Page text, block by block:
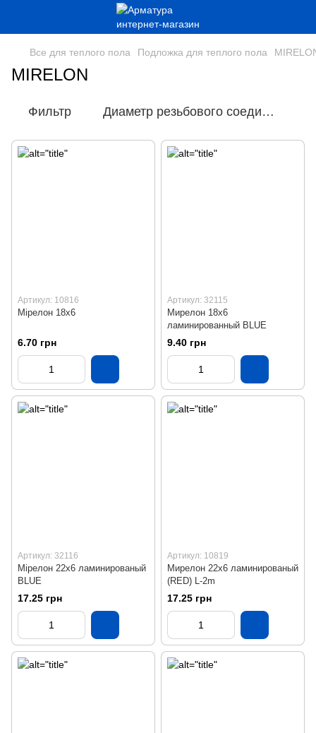
Все для теплого пола Подложка для теплого пола
MIRELON
Фильтр Диаметр резьбового соединения
Артикул: 10816
Мірелон 18х6
6.70 грн
Артикул: 32115
Мирелон 18х6
ламинированный BLUE
9.40 грн
Артикул: 32116
Мірелон 22х6 ламинированый
BLUE
17.25 грн
Артикул: 10819
Мирелон 22х6 ламинированый
(RED) L-2m
17.25 грн